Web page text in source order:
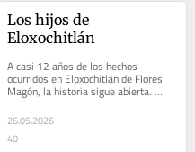
Los hijos de
Eloxochitlán
A casi 12 años de los hechos
ocurridos en Eloxochitlán de Flores
Magón, la historia sigue abierta.
Mientras el caso continúa su
recorrido por los...
26.05.2026
40